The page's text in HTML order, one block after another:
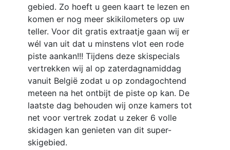
gebied. Zo hoeft u geen kaart te lezen en
komen er nog meer skikilometers op uw
teller. Voor dit gratis extraatje gaan wij er
wél van uit dat u minstens vlot een rode
piste aankan!!! Tijdens deze skispecials
vertrekken wij al op zaterdagnamiddag
vanuit België zodat u op zondagochtend
meteen na het ontbijt de piste op kan. De
laatste dag behouden wij onze kamers tot
net voor vertrek zodat u zeker 6 volle
skidagen kan genieten van dit super-
skigebied.